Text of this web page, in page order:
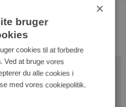
×
bruger
cookies til at forbedre
Ved at bruge vores
du alle cookies i
med vores cookiepolitik.